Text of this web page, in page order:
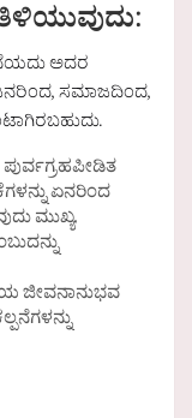
:
ಅದರ
ಸಮಾಜದಿಂದ,
ಪುರ್ವಗ್ರಹಪೀಡಿತ
ಏನರಿಂದ
ಮುಖ್ಯ.
ಜೀವನಾನುಭವ